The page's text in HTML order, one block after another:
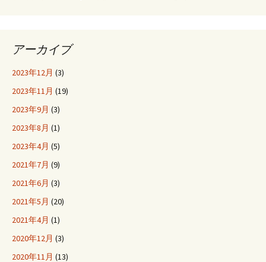
アーカイブ
2023年12月 (3)
2023年11月 (19)
2023年9月 (3)
2023年8月 (1)
2023年4月 (5)
2021年7月 (9)
2021年6月 (3)
2021年5月 (20)
2021年4月 (1)
2020年12月 (3)
2020年11月 (13)